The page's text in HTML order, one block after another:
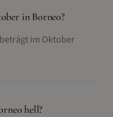
in Borneo?
im Oktober
hell?